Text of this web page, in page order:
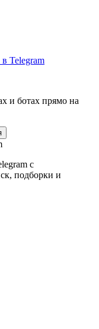
Telegram
и ботаx прямо на
с
подборки и